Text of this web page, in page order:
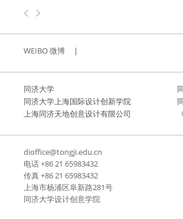
WEIBO 微博 |
同济大学
同济大学上海国际设计创新学院
上海同济天地创意设计有限公司
dioffice@tongji.edu.cn
电话 +86 21 65983432
传真 +86 21 65983432
上海市杨浦区阜新路281号
同济大学设计创意学院